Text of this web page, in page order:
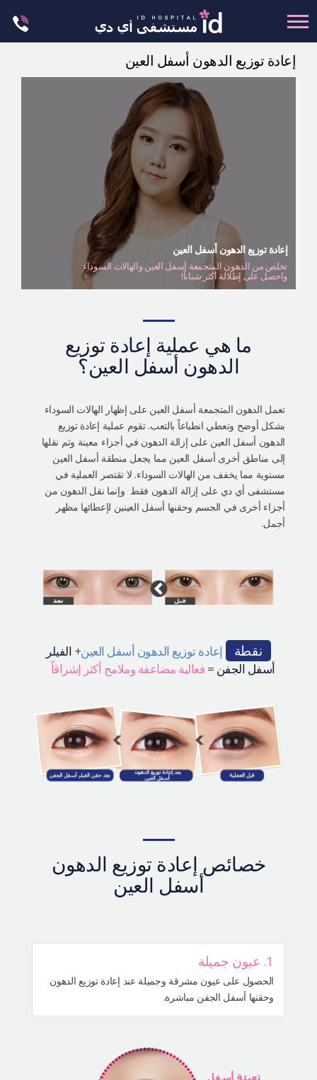
to
content
العمليات البسيطة
العيادة الجلدية
إعادة توزيع الدهون أسفل العين
إعادة توزيع الدهون أسفل العين
تخلص من الدهون المتجمعة أسفل العين والهالات السوداء
واحصل على إطلالة أكثر شباباً!
ما هي عملية إعادة توزيع
الدهون أسفل العين؟
تعمل الدهون المتجمعة أسفل العين على إظهار الهالات السوداء
بشكل أوضح وتعطي انطباعاً بالتعب. تقوم عملية إعادة توزيع
الدهون أسفل العين على إزالة الدهون في أجزاء معينة وثم نقلها
إلى مناطق أخرى أسفل العين مما يجعل منطقة أسفل العين
مستوية مما يخفف من الهالات السوداء. لا تقتصر العملية في
مستشفى أي دي على إزالة الدهون فقط وإنما نقل الدهون من
أجزاء أخرى في الجسم وحقنها أسفل العينين لإعطائها مظهر
أجمل.
نقطة إعادة توزيع الدهون أسفل العين+ الفيلر
أسفل الجفن = فعالية مضاعفة وملامح أكثر إشراقاً
خصائص إعادة توزيع الدهون
أسفل العين
1. عيون جميلة
الحصول على عيون مشرقة وجميلة عند إعادة توزيع الدهون
وحقنها أسفل الجفن مباشرة.